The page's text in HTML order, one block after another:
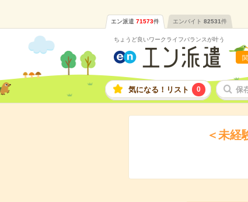
エン派遣 71573件 エンバイト 82531件
ちょうど良いワークライフバランスが叶う
気になる！リスト 0 保
＜未経